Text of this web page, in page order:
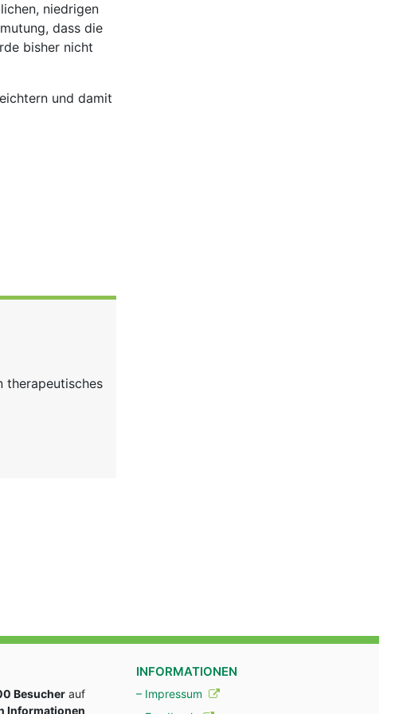
niedrigen
dass die
bisher nicht
und damit
therapeutisches
Besucher auf
Informationen
INFORMATIONEN
– Impressum